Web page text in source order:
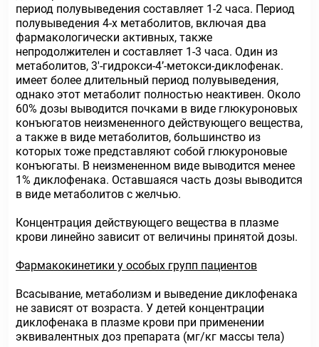
период полувыведения составляет 1-2 часа. Период
полувыведения 4-х метаболитов, включая два
фармакологически активных, также
непродолжителен и составляет 1-3 часа. Один из
метаболитов, 3'-гидрокси-4’-метокси-диклофенак.
имеет более длительный период полувыведения,
однако этот метаболит полностью неактивен. Около
60% дозы выводится почками в виде глюкуроновых
конъюгатов неизмененного действующего вещества,
а также в виде метаболитов, большинство из
которых тоже представляют собой глюкуроновые
конъюгаты. В неизмененном виде выводится менее
1% диклофенака. Оставшаяся часть дозы выводится
в виде метаболитов с желчью.
Концентрация действующего вещества в плазме
крови линейно зависит от величины принятой дозы.
Фармакокинетики у особых групп пациентов
Всасывание, метаболизм и выведение диклофенака
не зависят от возраста. У детей концентрации
диклофенака в плазме крови при применении
эквивалентных доз препарата (мг/кг массы тела)